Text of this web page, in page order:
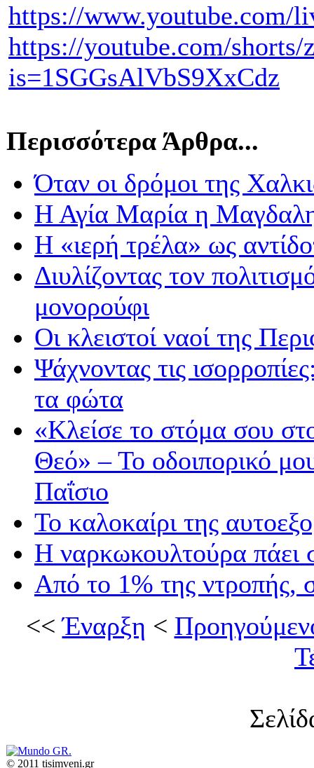
https://www.youtube.com/
https://youtube.com/
is=1SGGsAlVbS9XxCdz
Περισσότερα Άρθρα...
Όταν οι δρόμοι της
Η Αγία Μαρία η
Η «ιερή τρέλα» ως
Διυλίζοντας τον
μονορούφι
Οι κλειστοί ναοί της
Ψάχνοντας τις
τα φώτα
«Κλείσε το στόμα σου
Θεό» – Το οδοιπορικό
Παΐσιο
Το καλοκαίρι της
Η ναρκωκουλτούρα πάει
Από το 1% της ντροπής,
<<Έναρξη <
© 2011 tisimveni.gr